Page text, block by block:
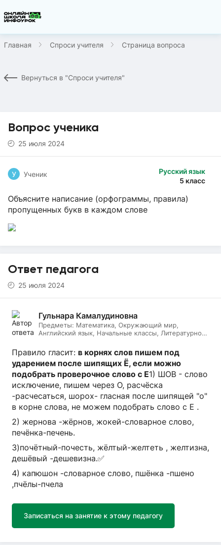
Главная Спроси учителя Страница вопроса
Вернуться в "Спроси учителя"
Вопрос ученика
25 июля 2024
Русский язык
5 класс
У Ученик
Объясните написание (орфограммы, правила)
пропущенных букв в каждом слове
Ответ педагога
25 июля 2024
Гульнара Камалудиновна
Предметы: Математика, Окружающий мир,
Английский язык, Начальные классы, Литературное
Правило гласит: в корнях слов пишем под
ударением после шипящих Ё, если можно
подобрать проверочное слово с Е1) ШОВ - слово
исключение, пишем через О, расчёска
-расчесаться, шорох- гласная после шипящей "о"
в корне слова, не можем подобрать слово с Е .
2) жернова -жёрнов, жокей-словарное слово,
печёнка-печень.
3)почётный-почесть, жёлтый-желтеть , желтизна,
дешёвый -дешевизна.✅
4) капюшон -словарное слово, пшёнка -пшено
,пчёлы-пчела
Записаться на занятие к этому педагогу